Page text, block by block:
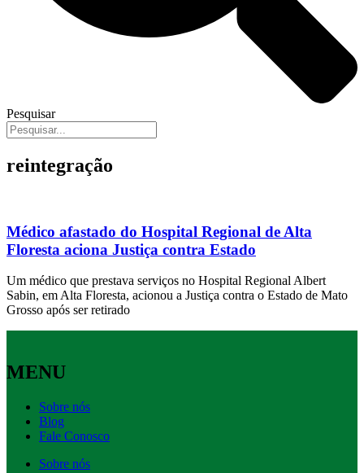
Pesquisar
reintegração
Médico afastado do Hospital Regional de Alta
Floresta aciona Justiça contra Estado
Um médico que prestava serviços no Hospital Regional Albert
Sabin, em Alta Floresta, acionou a Justiça contra o Estado de Mato
Grosso após ser retirado
MENU
Sobre nós
Blog
Fale Conosco
Sobre nós